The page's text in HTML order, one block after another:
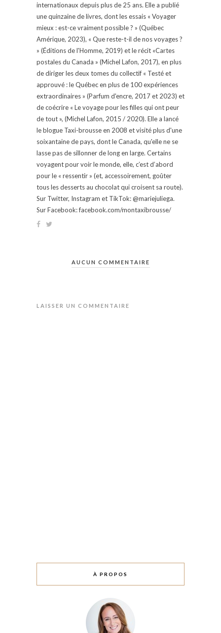
internationaux depuis plus de 25 ans. Elle a publié
une quinzaine de livres, dont les essais « Voyager
mieux : est-ce vraiment possible ? » (Québec
Amérique, 2023), « Que reste-t-il de nos voyages ?
» (Éditions de l'Homme, 2019) et le récit «Cartes
postales du Canada » (Michel Lafon, 2017), en plus
de diriger les deux tomes du collectif « Testé et
approuvé : le Québec en plus de 100 expériences
extraordinaires » (Parfum d'encre, 2017 et 2023) et
de coécrire « Le voyage pour les filles qui ont peur
de tout », (Michel Lafon, 2015 / 2020). Elle a lancé
le blogue Taxi-brousse en 2008 et visité plus d'une
soixantaine de pays, dont le Canada, qu'elle ne se
lasse pas de sillonner de long en large. Certains
voyagent pour voir le monde, elle, c’est d’abord
pour le « ressentir » (et, accessoirement, goûter
tous les desserts au chocolat qui croisent sa route).
Sur Twitter, Instagram et TikTok: @mariejuliega.
Sur Facebook: facebook.com/montaxibrousse/
AUCUN COMMENTAIRE
LAISSER UN COMMENTAIRE
À PROPOS